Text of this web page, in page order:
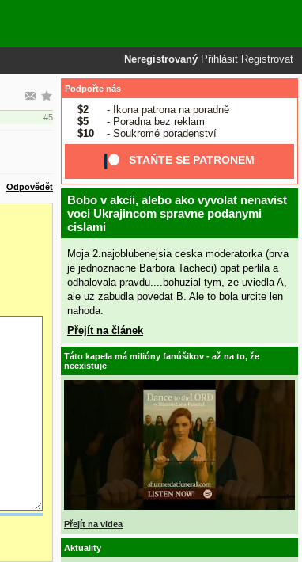
Neregistrovaný Přihlásit Registrovat
#5
Odpovědět
Podpořte nás
$2
- Ikona patrona na poradně
$5
- Poradna bez reklam
$10
- Soukromé poradenství
STAŇTE SE PATRONEM
Bobo v akcii, alebo ako vyvolat nenavist
voci Ukrajincom spravne podanymi
cislami
Moja 2.najoblubenejsia ceska moderatorka (prva
je jednoznacne Barbora Tacheci) opat perlila a
odhalovala pravdu....bohuzial tym, ze uviedla A,
ale uz zabudla povedat B. Ale to bola urcite len
nahoda.
Přejít na článek
Táto kapela má milióny fanúšikov - až na to, že
neexistuje
Přejít na videa
Aktuality